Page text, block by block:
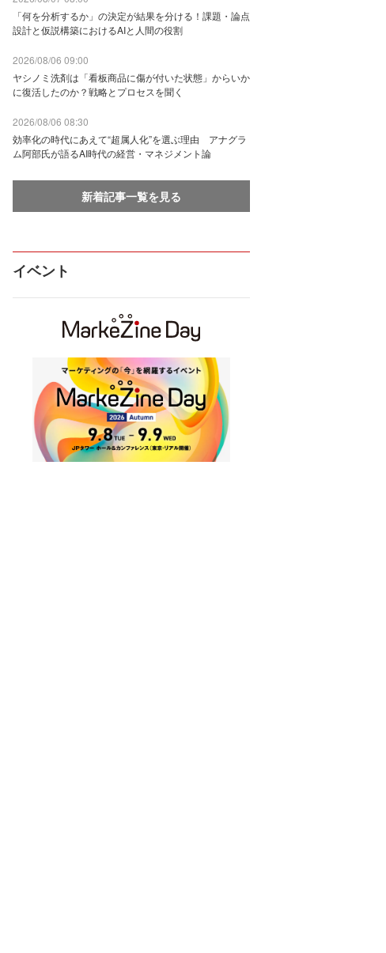
「何を分析するか」の決定が結果を分ける！課題・論点
設計と仮説構築におけるAIと人間の役割
2026/08/06 09:00
ヤシノミ洗剤は「看板商品に傷が付いた状態」からいか
に復活したのか？戦略とプロセスを聞く
2026/08/06 08:30
効率化の時代にあえて“超属人化”を選ぶ理由 アナグラ
ム阿部氏が語るAI時代の経営・マネジメント論
新着記事一覧を見る
イベント